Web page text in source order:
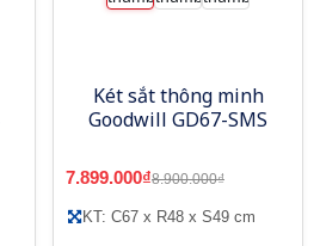
Két sắt thông minh
Goodwill GD67-SMS
7.899.000₫8.900.000₫
KT: C67 x R48 x S49 cm